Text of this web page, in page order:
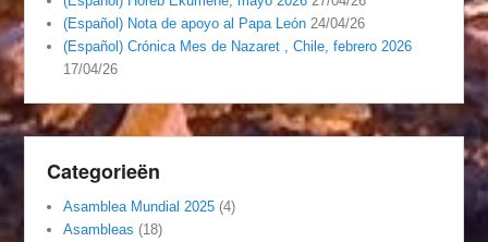
(Español) Nota de apoyo al Papa León 24/04/26
(Español) Crónica Mes de Nazaret , Chile, febrero 2026
17/04/26
Categorieën
Asamblea Mundial 2025 (4)
Asambleas (18)